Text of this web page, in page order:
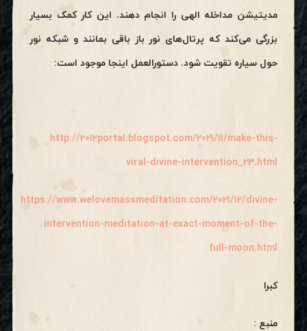
مدیتیشن مداخله الهی را انجام دهند. این کار کمک بسیار
بزرگی می‌کند که پرتال‌های نور باز باقی بمانند و شبکه نور
حول سیاره تقویت شود. دستورالعمل اینجا موجود است:
http://2012portal.blogspot.com/2021/11/make-this-
viral-divine-intervention_23.html
https://www.welovemassmeditation.com/2021/12/divine-
intervention-meditation-at-exact-moment-of-the-
full-moon.html
کبرا
منبع :